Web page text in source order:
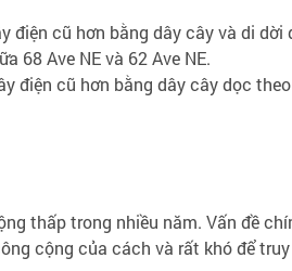
điện cũ hơn bằng dây cây và di
68 Ave NE và 62 Ave NE.
điện cũ hơn bằng dây cây dọc
thấp trong nhiều năm. Vấn đề
cộng của cách và rất khó để